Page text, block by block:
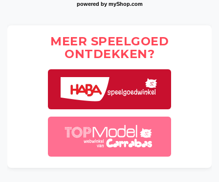
powered by myShop.com
MEER SPEELGOED
ONTDEKKEN?